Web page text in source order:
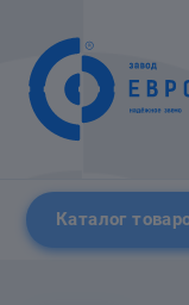
Каталог